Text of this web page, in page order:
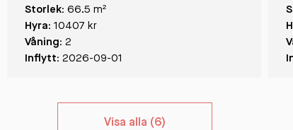
Storlek: 66.5 m²
Hyra: 10407 kr
Våning: 2
Inflytt: 2026-09-01
Visa alla (6)